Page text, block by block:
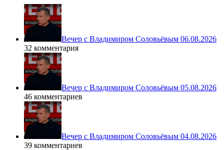
Вечер с Владимиром Соловьёвым 06.08.2026
32 комментария
Вечер с Владимиром Соловьёвым 05.08.2026
46 комментариев
Вечер с Владимиром Соловьёвым 04.08.2026
39 комментариев